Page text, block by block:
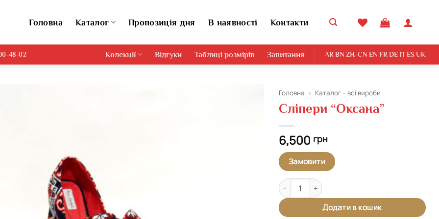
Головна Каталог Пропозиція дня В наявності Контакти
48-02 Колекції Відгуки Таблиці розмірів Запитання AR BN ZH-CN EN FR DE IT ES UK
Головна » Каталог – всі вироби
Сліпери “Оксана”
6,500 грн
Замовити
Сліпери "Оксана" кількість
Додати в кошик